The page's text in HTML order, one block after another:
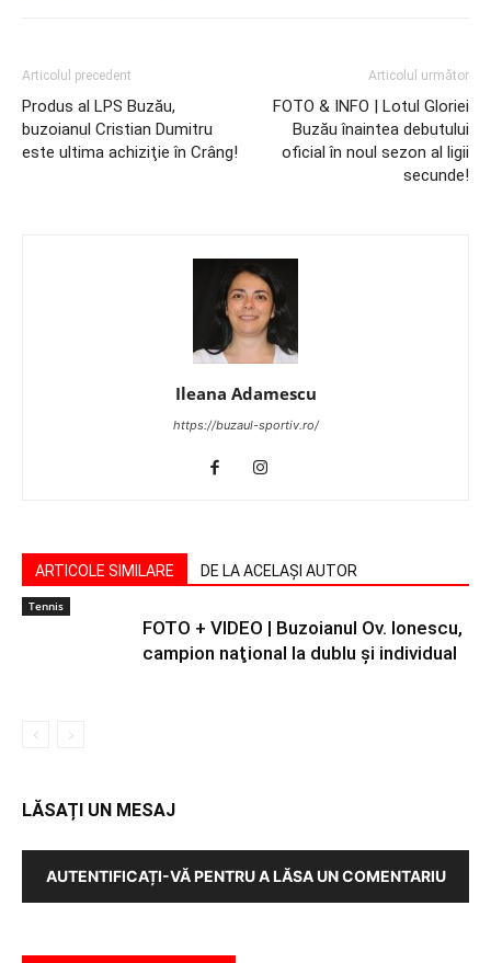
Articolul precedent
Produs al LPS Buzău,
buzoianul Cristian Dumitru
este ultima achiziţie în Crâng!
Articolul următor
FOTO & INFO | Lotul Gloriei
Buzău înaintea debutului
oficial în noul sezon al ligii
secunde!
Ileana Adamescu
https://buzaul-sportiv.ro/
ARTICOLE SIMILARE DE LA ACELAȘI AUTOR
Tennis
FOTO + VIDEO | Buzoianul Ov. Ionescu,
campion naţional la dublu şi individual
LĂSAȚI UN MESAJ
AUTENTIFICAȚI-VĂ PENTRU A LĂSA UN COMENTARIU